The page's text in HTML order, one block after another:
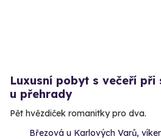
Luxusní pobyt s večeří při
u přehrady
Pět hvězdiček romanitky pro dva.
Březová u Karlových Varů,